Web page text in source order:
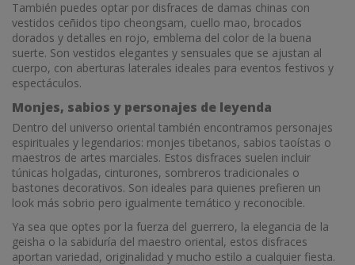
También puedes optar por disfraces de damas chinas con
vestidos ceñidos tipo cheongsam, cuello mao, brocados
dorados y detalles en rojo, emblema del color de la buena
suerte. Son vestidos elegantes y sensuales que se ajustan al
cuerpo, con aberturas laterales ideales para eventos festivos y
espectáculos.
Monjes, sabios y personajes de leyenda
Dentro del universo oriental también encontramos personajes
espirituales y legendarios: monjes tibetanos, sabios taoístas o
maestros de artes marciales. Estos disfraces suelen incluir
túnicas holgadas, cinturones, sombreros tradicionales o
bastones decorativos. Son ideales para quienes prefieren un
look más sobrio pero igualmente temático y reconocible.
Ya sea que optes por la fuerza del guerrero, la elegancia de la
geisha o la sabiduría del maestro oriental, estos disfraces
aportan variedad, originalidad y mucho estilo a cualquier fiesta.